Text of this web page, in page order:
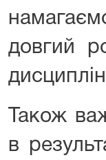
довгий
Також
в